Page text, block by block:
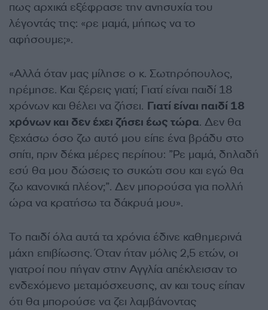
πως αρχικά εξέφρασε την ανησυχία του
λέγοντάς της: «ρε μαμά, μήπως να το
αφήσουμε;».
«Αλλά όταν μας μίλησε ο κ. Σωτηρόπουλος,
ηρέμησε. Και ξέρεις γιατί; Γιατί είναι παιδί 18
χρόνων και θέλει να ζήσει. Γιατί είναι παιδί 18
χρόνων και δεν έχει ζήσει έως τώρα. Δεν θα
ξεχάσω όσο ζω αυτό μου είπε ένα βράδυ στο
σπίτι, πριν δέκα μέρες περίπου: ”Ρε μαμά, δηλαδή
εσύ θα μου δώσεις το συκώτι σου και εγώ θα
ζω κανονικά πλέον;”. Δεν μπορούσα για πολλή
ώρα να κρατήσω τα δάκρυά μου».
Το παιδί όλα αυτά τα χρόνια έδινε καθημερινά
μάχη επιβίωσης. Όταν ήταν μόλις 2,5 ετών, οι
γιατροί που πήγαν στην Αγγλία απέκλεισαν το
ενδεχόμενο μεταμόσχευσης, αν και τους είπαν
ότι θα μπορούσε να ζει λαμβάνοντας